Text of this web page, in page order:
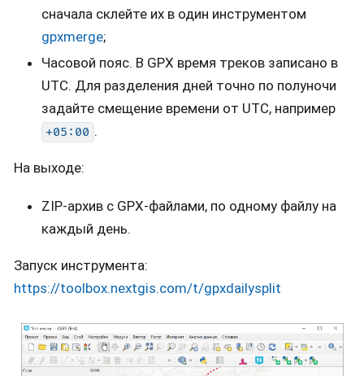
сначала склейте их в один инструментом
gpxmerge;
Часовой пояс. В GPX время треков записано в
UTC. Для разделения дней точно по полуночи
задайте смещение времени от UTC, например
+05:00 .
На выходе:
ZIP-архив с GPX-файлами, по одному файлу на
каждый день.
Запуск инструмента:
https://toolbox.nextgis.com/t/gpxdailysplit